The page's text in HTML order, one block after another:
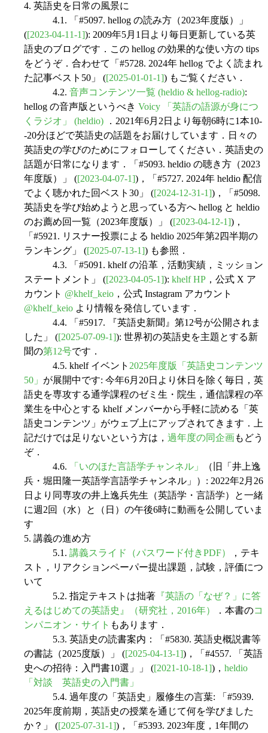
4. 英語史を日常の風景に
4.1. 「#5097. hellog の読み方（2023年度版）」
([2023-04-11-1]): 2009年5月1日より毎日更新している英
語史のブログです．この hellog の効果的な使い方の tips
をどうぞ．合わせて「#5728. 2024年 hellog でよく読まれ
た記事ベスト50」 ([2025-01-01-1]) もご覧ください．
4.2. 音声コンテンツ一覧 (heldio & hellog-radio):
hellog の音声版というべき Voicy 「英語の語源が身につ
くラジオ」 (heldio) ．2021年6月2日より毎朝6時に1本10-
-20分ほどで英語史の話題をお届けしています．日々の
英語史の学びのためにフォローしてください．英語史の
話題が日常になります．「#5093. heldio の聴き方（2023
年度版）」 ([2023-04-07-1])，「#5727. 2024年 heldio 配信
でよく聴かれた回ベスト30」 ([2024-12-31-1])，「#5098.
英語史を学び始めようと思っている方へ hellog と heldio
のお薦め回一覧（2023年度版）」 ([2023-04-12-1])，
「#5921. リスナー投票による heldio 2025年第2四半期の
ランキング」 ([2025-07-13-1]) も参照．
4.3. 「#5091. khelf の沿革，活動実績，ミッション
ステートメント」 ([2023-04-05-1]): khelf HP ，公式 X ア
カウント @khelf_keio ，公式 Instagram アカウント
@khelf_keio より情報を発信しています．
4.4. 「#5917. 『英語史新聞』第12号が公開されま
した」 ([2025-07-09-1]): 世界初の英語史を主題とする新
聞の第12号です．
4.5. khelf イベント 2025年度版「英語史コンテンツ
50」 が展開中です: 今年6月20日より休日を除く毎日，英
語史を専攻する通学課程のゼミ生・院生，通信課程の卒
業生を中心とする khelf メンバーから手軽に読める「英
語史コンテンツ」がウェブ上にアップされてきます．上
記だけでは足りないという方は， 過年度の同企画もどう
ぞ．
4.6.
「いのほた言語学チャンネル」
（旧「井上逸
兵・堀田隆一英語学言語学チャンネル」）: 2022年2月26
日より同専攻の井上逸兵先生（英語学・言語学）と一緒
に週2回（水）と（日）の午後6時に動画を公開していま
す
5. 講義の進め方
5.1. 講義スライド（パスワード付きPDF）
，テキ
スト，リアクションペーパー提出課題，試験，評価につ
いて
5.2. 指定テキストは拙著 『英語の「なぜ？」に答
えるはじめての英語史』（研究社，2016年）
．本書のコ
ンパニオン・サイト もあります．
5.3. 英語史の読書案内：「#5830. 英語史概説書等
の書誌（2025度版）」 ([2025-04-13-1])，「#4557. 「英語
史への招待：入門書10選」」 ([2021-10-18-1])， heldio
「対談 英語史の入門書」
5.4. 過年度の「英語史」履修生の言葉: 「#5939.
2025年度前期，英語史の授業を通じて何を学びました
か？」 ([2025-07-31-1])，「#5393. 2023年度，1年間の